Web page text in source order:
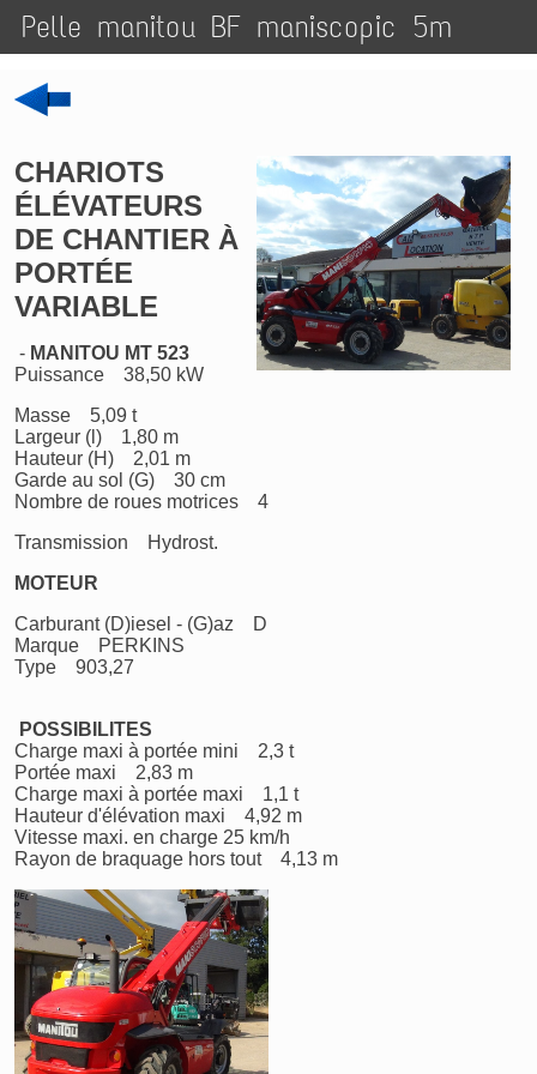
Pelle manitou BF maniscopic 5m
CHARIOTS
ÉLÉVATEURS
DE CHANTIER À
PORTÉE
VARIABLE
- MANITOU MT 523
Puissance 38,50 kW
Masse 5,09 t
Largeur (l) 1,80 m
Hauteur (H) 2,01 m
Garde au sol (G) 30 cm
Nombre de roues motrices 4
Transmission Hydrost.
MOTEUR
Carburant (D)iesel - (G)az D
Marque PERKINS
Type 903,27
POSSIBILITES
Charge maxi à portée mini 2,3 t
Portée maxi 2,83 m
Charge maxi à portée maxi 1,1 t
Hauteur d'élévation maxi 4,92 m
Vitesse maxi. en charge 25 km/h
Rayon de braquage hors tout 4,13 m